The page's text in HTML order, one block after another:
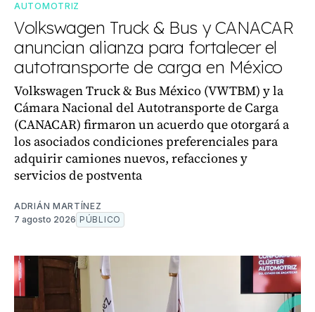
AUTOMOTRIZ
Volkswagen Truck & Bus y CANACAR
anuncian alianza para fortalecer el
autotransporte de carga en México
Volkswagen Truck & Bus México (VWTBM) y la
Cámara Nacional del Autotransporte de Carga
(CANACAR) firmaron un acuerdo que otorgará a
los asociados condiciones preferenciales para
adquirir camiones nuevos, refacciones y
servicios de postventa
ADRIÁN MARTÍNEZ
7 agosto 2026 PÚBLICO